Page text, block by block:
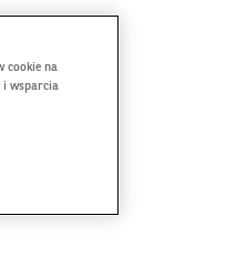
cookie na
i wsparcia